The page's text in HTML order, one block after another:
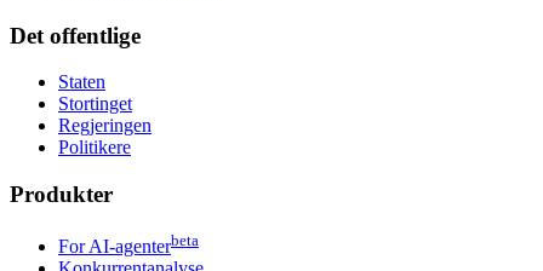
Det offentlige
Staten
Stortinget
Regjeringen
Politikere
Produkter
For AI-agenterbeta